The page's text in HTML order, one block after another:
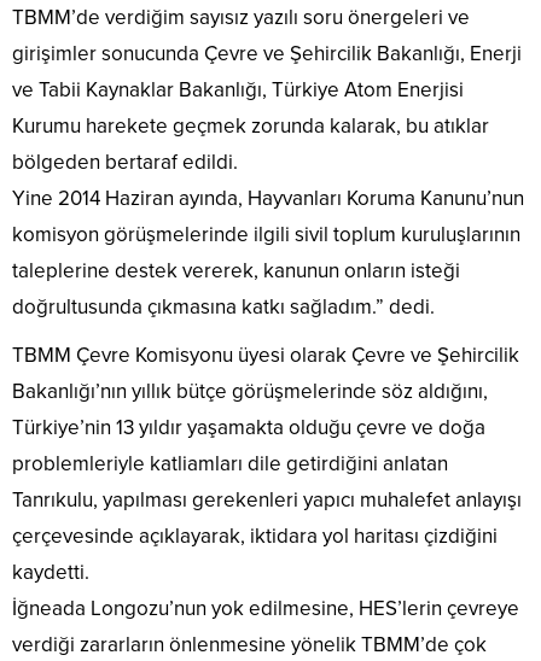
TBMM’de verdiğim sayısız yazılı soru önergeleri ve
girişimler sonucunda Çevre ve Şehircilik Bakanlığı, Enerji
ve Tabii Kaynaklar Bakanlığı, Türkiye Atom Enerjisi
Kurumu harekete geçmek zorunda kalarak, bu atıklar
bölgeden bertaraf edildi.
Yine 2014 Haziran ayında, Hayvanları Koruma Kanunu’nun
komisyon görüşmelerinde ilgili sivil toplum kuruluşlarının
taleplerine destek vererek, kanunun onların isteği
doğrultusunda çıkmasına katkı sağladım.” dedi.
TBMM Çevre Komisyonu üyesi olarak Çevre ve Şehircilik
Bakanlığı’nın yıllık bütçe görüşmelerinde söz aldığını,
Türkiye’nin 13 yıldır yaşamakta olduğu çevre ve doğa
problemleriyle katliamları dile getirdiğini anlatan
Tanrıkulu, yapılması gerekenleri yapıcı muhalefet anlayışı
çerçevesinde açıklayarak, iktidara yol haritası çizdiğini
kaydetti.
İğneada Longozu’nun yok edilmesine, HES’lerin çevreye
verdiği zararların önlenmesine yönelik TBMM’de çok